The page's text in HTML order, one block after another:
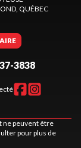
, QUÉBEC
3838
ne peuvent être
pour plus de